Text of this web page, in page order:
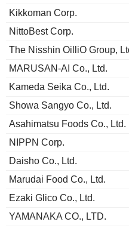
Kikkoman Corp.
NittoBest Corp.
The Nisshin OilliO Group,
MARUSAN-AI Co., Ltd.
Kameda Seika Co., Ltd.
Showa Sangyo Co., Ltd.
Asahimatsu Foods Co., Ltd.
NIPPN Corp.
Daisho Co., Ltd.
Marudai Food Co., Ltd.
Ezaki Glico Co., Ltd.
YAMANAKA CO., LTD.